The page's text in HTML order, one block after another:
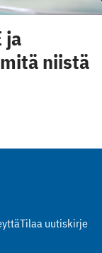
ja
niistä
Tilaa uutiskirje